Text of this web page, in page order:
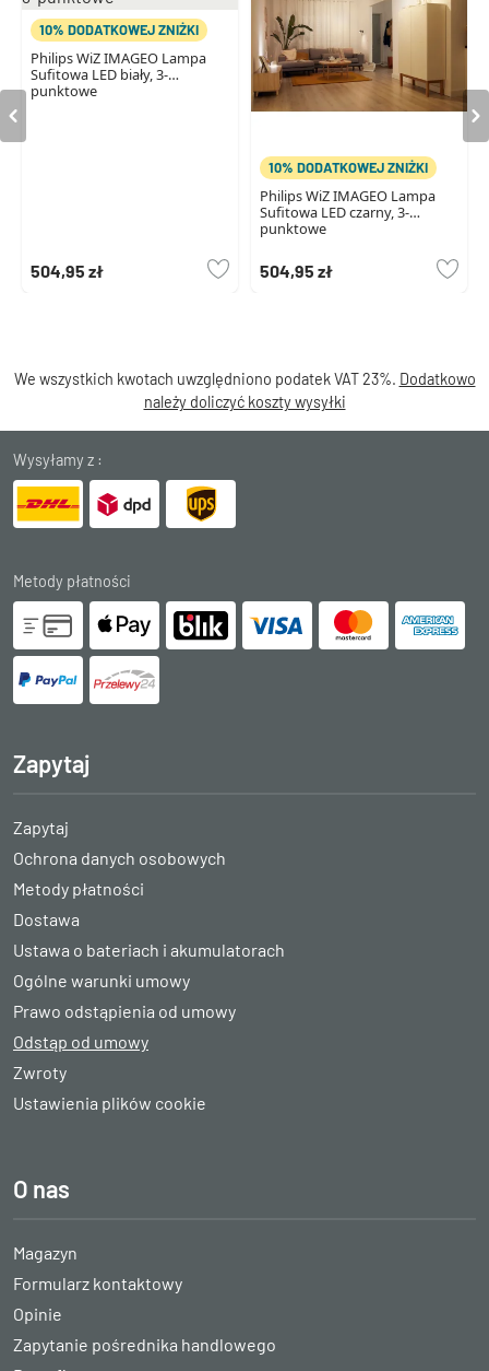
10% DODATKOWEJ ZNIŻKI
Philips WiZ IMAGEO Lampa
Sufitowa LED biały, 3-
punktowe
504,95 zł
10% DODATKOWEJ ZNIŻKI
Philips WiZ IMAGEO Lampa
Sufitowa LED czarny, 3-
punktowe
504,95 zł
We wszystkich kwotach uwzględniono podatek VAT 23%. Dodatkowo
należy doliczyć koszty wysyłki
Wysyłamy z :
Metody płatności
Zapytaj
Zapytaj
Ochrona danych osobowych
Metody płatności
Dostawa
Ustawa o bateriach i akumulatorach
Ogólne warunki umowy
Prawo odstąpienia od umowy
Odstąp od umowy
Zwroty
Ustawienia plików cookie
O nas
Magazyn
Formularz kontaktowy
Opinie
Zapytanie pośrednika handlowego